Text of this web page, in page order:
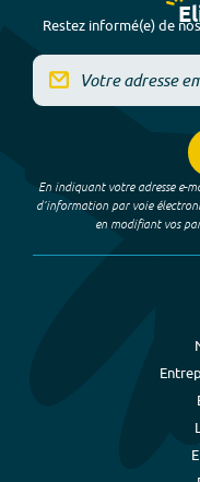
Restez informé(e) de
En indiquant votre adresse e-
d’information par voie
en modifiant vos